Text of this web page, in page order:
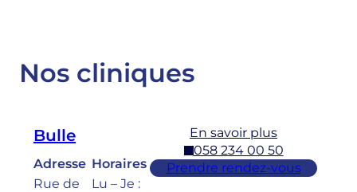
Nos cliniques
Bulle
Adresse
Rue de
Horaires
Lu – Je :
En savoir plus
058 234 00 50
Prendre rendez-vous